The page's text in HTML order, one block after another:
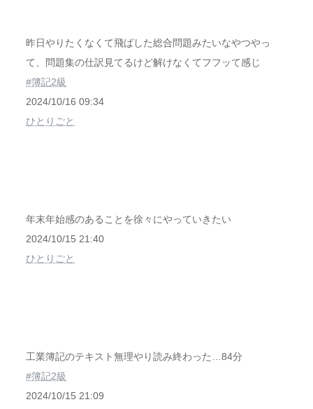
昨日やりたくなくて飛ばした総合問題みたいなやつやっ
て、問題集の仕訳見てるけど解けなくてフフッて感じ
#簿記2級
2024/10/16 09:34
ひとりごと
年末年始感のあることを徐々にやっていきたい
2024/10/15 21:40
ひとりごと
工業簿記のテキスト無理やり読み終わった…84分
#簿記2級
2024/10/15 21:09